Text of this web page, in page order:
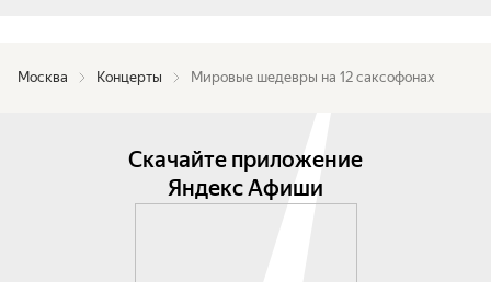
Москва Концерты Мировые шедевры на 12 саксофонах
Скачайте приложение
Яндекс Афиши